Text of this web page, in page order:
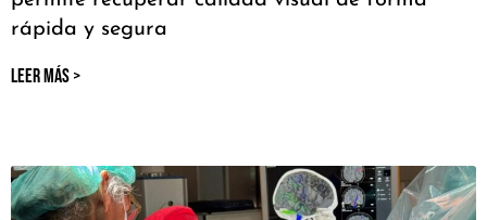
rápida y segura
LEER MÁS >